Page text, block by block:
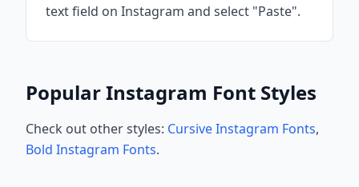
text field on Instagram and select "Paste".
Popular Instagram Font Styles
Check out other styles: Cursive Instagram Fonts,
Bold Instagram Fonts.